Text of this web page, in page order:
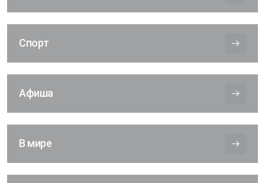
Спорт
Афиша
В мире